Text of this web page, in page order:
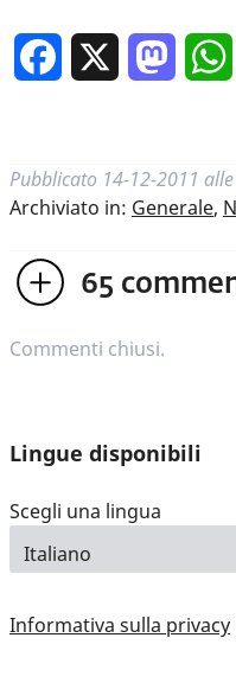
Facebook
Pubblicato 14-12-2011
Archiviato in: Generale,
65
Commenti chiusi.
Lingue disponibili
Scegli una lingua
Informativa sulla privacy